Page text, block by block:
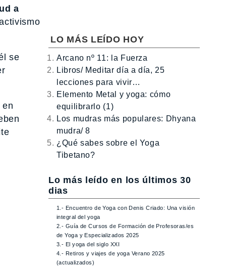
a
se
LO MÁS LEÍDO HOY
Arcano nº 11: la Fuerza
Libros/ Meditar día a día, 25
lecciones para vivir…
Elemento Metal y yoga: cómo
equilibrarlo (1)
Los mudras más populares: Dhyana
mudra/ 8
¿Qué sabes sobre el Yoga
Tibetano?
Lo más leído en los últimos 30
dias
1.- Encuentro de Yoga con Denis Criado: Una visión
integral del yoga
2.- Guía de Cursos de Formación de Profesoras/es
de Yoga y Especializados 2025
3.- El yoga del siglo XXI
4.- Retiros y viajes de yoga Verano 2025
(actualizados)